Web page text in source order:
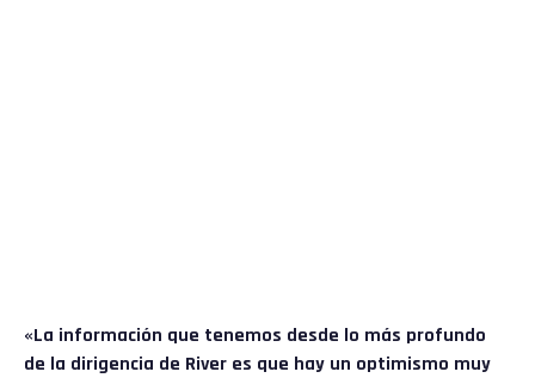
«La información que tenemos desde lo más profundo
de la dirigencia de River es que hay un optimismo muy